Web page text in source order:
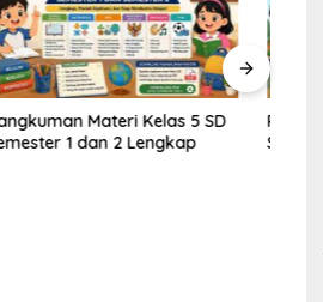
Rangkuman Materi Kelas 4 SD
Semester 1 dan 2